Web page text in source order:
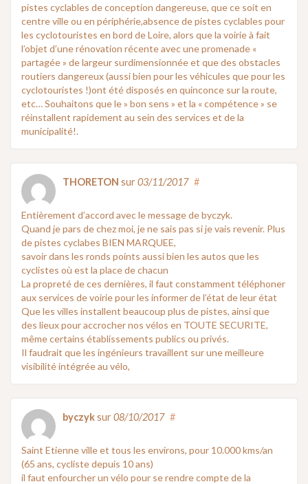
pistes cyclables de conception dangereuse, que ce soit en
centre ville ou en périphérie,absence de pistes cyclables pour
les cyclotouristes en bord de Loire, alors que la voirie à fait
l’objet d’une rénovation récente avec une promenade «
partagée » de largeur surdimensionnée et que des obstacles
routiers dangereux (aussi bien pour les véhicules que pour les
cyclotouristes !)ont été disposés en quinconce sur la route,
etc… Souhaitons que le » bon sens » et la « compétence » se
réinstallent rapidement au sein des services et de la
municipalité!.
THORETON sur 03/11/2017 #
Entièrement d’accord avec le message de byczyk.
Quand je pars de chez moi, je ne sais pas si je vais revenir. Plus
de pistes cyclabes BIEN MARQUEE,
savoir dans les ronds points aussi bien les autos que les
cyclistes où est la place de chacun
La propreté de ces dernières, il faut constamment téléphoner
aux services de voirie pour les informer de l’état de leur état
Que les villes installent beaucoup plus de pistes, ainsi que
des lieux pour accrocher nos vélos en TOUTE SECURITE,
même certains établissements publics ou privés.
Il faudrait que les ingénieurs travaillent sur une meilleure
visibilité intégrée au vélo,
byczyksur 08/10/2017 #
Saint Etienne ville et tous les environs, pour 10.000 kms/an
(65 ans, cycliste depuis 10 ans)
il faut enfourcher un vélo pour se rendre compte de la